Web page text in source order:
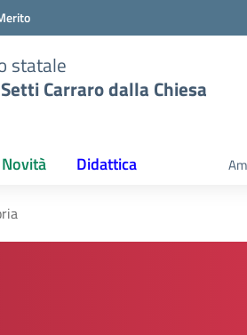
statale
Carraro dalla Chiesa
Novità Didattica